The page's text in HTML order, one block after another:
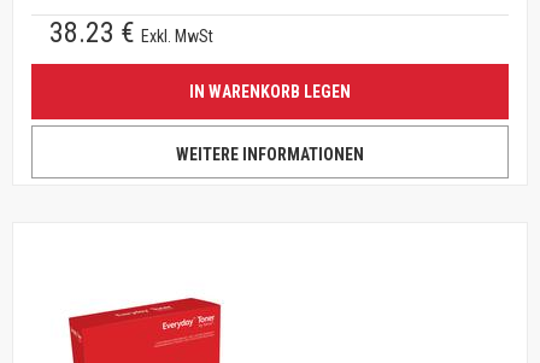
38.23 € Exkl. MwSt
IN WARENKORB LEGEN
WEITERE INFORMATIONEN